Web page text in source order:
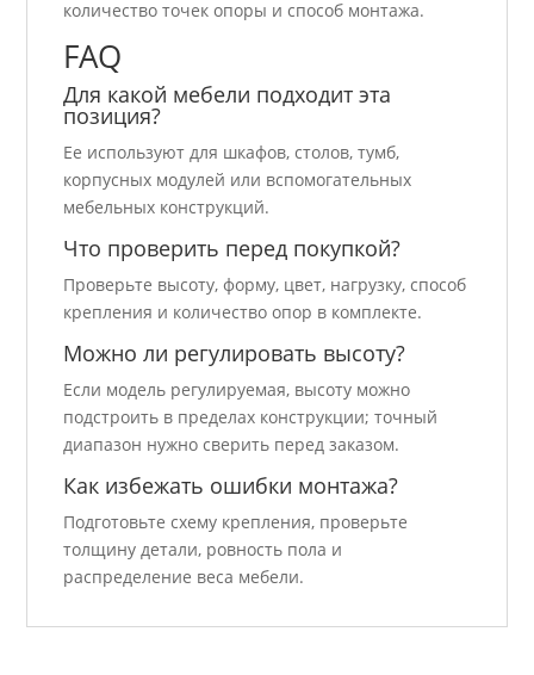
количество точек опоры и способ монтажа.
FAQ
Для какой мебели подходит эта
позиция?
Ее используют для шкафов, столов, тумб,
корпусных модулей или вспомогательных
мебельных конструкций.
Что проверить перед покупкой?
Проверьте высоту, форму, цвет, нагрузку, способ
крепления и количество опор в комплекте.
Можно ли регулировать высоту?
Если модель регулируемая, высоту можно
подстроить в пределах конструкции; точный
диапазон нужно сверить перед заказом.
Как избежать ошибки монтажа?
Подготовьте схему крепления, проверьте
толщину детали, ровность пола и
распределение веса мебели.